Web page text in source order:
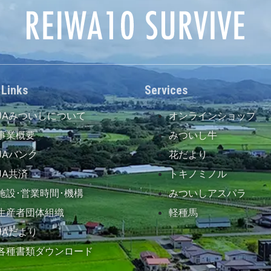
みついしについて
業概要
バンク
共済
設･営業時間･機構
産者団体組織
だより
種書類ダウンロード
Services
オンラインショップ
みついし牛
花だより
トキノミノル
みついしアスパラ
軽種馬